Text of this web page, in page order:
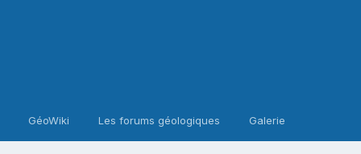
GéoWiki Les forums géologiques Galerie